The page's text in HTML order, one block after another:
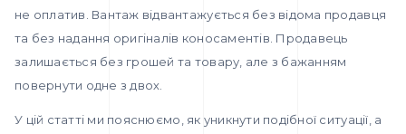
не оплатив. Вантаж відвантажується без відома продавця
та без надання оригіналів коносаментів. Продавець
залишається без грошей та товару, але з бажанням
повернути одне з двох.
У цій статті ми пояснюємо, як уникнути подібної ситуації, а